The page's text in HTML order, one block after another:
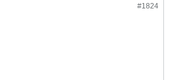
#1824